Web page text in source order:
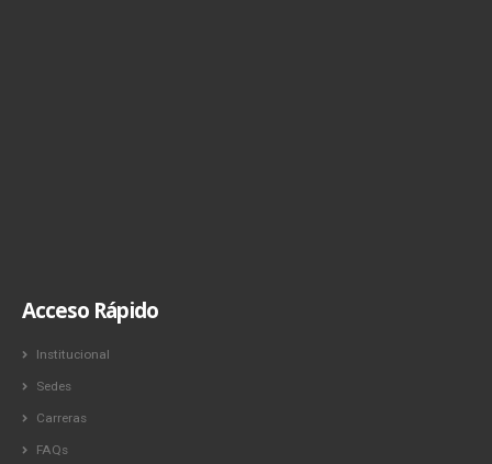
Acceso Rápido
Institucional
Sedes
Carreras
FAQs